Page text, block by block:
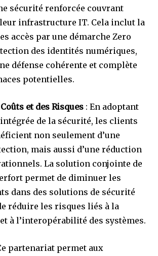
sécurité renforcée couvrant
leur infrastructure IT. Cela inclut la
accès par une démarche Zero
des identités numériques,
défense cohérente et complète
potentielles.
et des Risques : En adoptant
de la sécurité, les clients
non seulement d’une
mais aussi d’une réduction
La solution conjointe de
permet de diminuer les
dans des solutions de sécurité
réduire les risques liés à la
à l’interopérabilité des systèmes.
partenariat permet aux